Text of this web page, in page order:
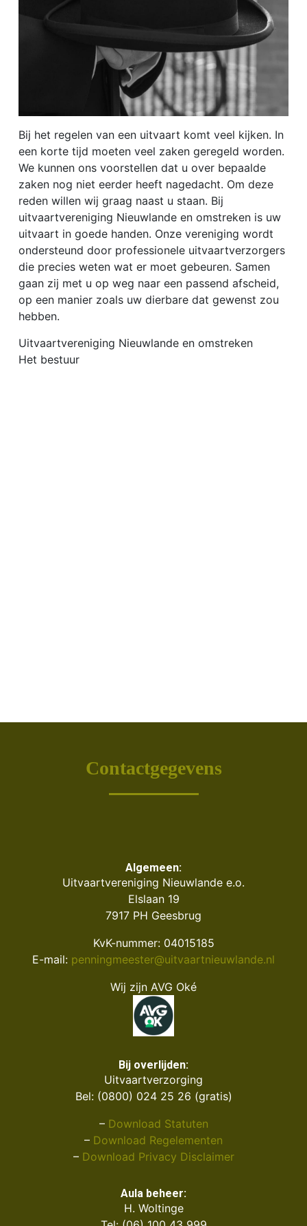
Bij het regelen van een uitvaart komt veel kijken. In
een korte tijd moeten veel zaken geregeld worden.
We kunnen ons voorstellen dat u over bepaalde
zaken nog niet eerder heeft nagedacht. Om deze
reden willen wij graag naast u staan. Bij
uitvaartvereniging Nieuwlande en omstreken is uw
uitvaart in goede handen. Onze vereniging wordt
ondersteund door professionele uitvaartverzorgers
die precies weten wat er moet gebeuren. Samen
gaan zij met u op weg naar een passend afscheid,
op een manier zoals uw dierbare dat gewenst zou
hebben.
Uitvaartvereniging Nieuwlande en omstreken
Het bestuur
Contactgegevens
Algemeen:
Uitvaartvereniging Nieuwlande e.o.
Elslaan 19
7917 PH Geesbrug
KvK-nummer: 04015185
E-mail: penningmeester@uitvaartnieuwlande.nl
Wij zijn AVG Oké
Bij overlijden:
Uitvaartverzorging
Bel: (0800) 024 25 26 (gratis)
– Download Statuten
– Download Regelementen
– Download Privacy Disclaimer
Aula beheer:
H. Woltinge